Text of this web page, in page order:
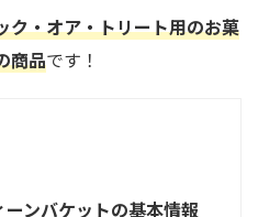
ク・オア・トリート用のお菓
商品です！
ンバケットの基本情報